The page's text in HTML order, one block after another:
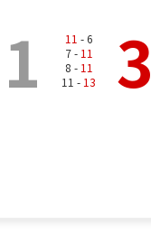
1 11 - 6
7 - 11
8 - 11
11 - 13 3